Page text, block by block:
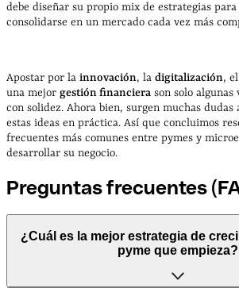
debe diseñar su propio mix de estrategias
consolidarse en un mercado cada vez más
Apostar por la innovación, la digitalización,
una mejor gestión financiera son solo
con solidez. Ahora bien, surgen muchas dudas
estas ideas en práctica. Así que concluimos
frecuentes más comunes entre pymes y
desarrollar su negocio.
Preguntas frecuentes
¿Cuál es la mejor estrategia de
pyme que empieza?